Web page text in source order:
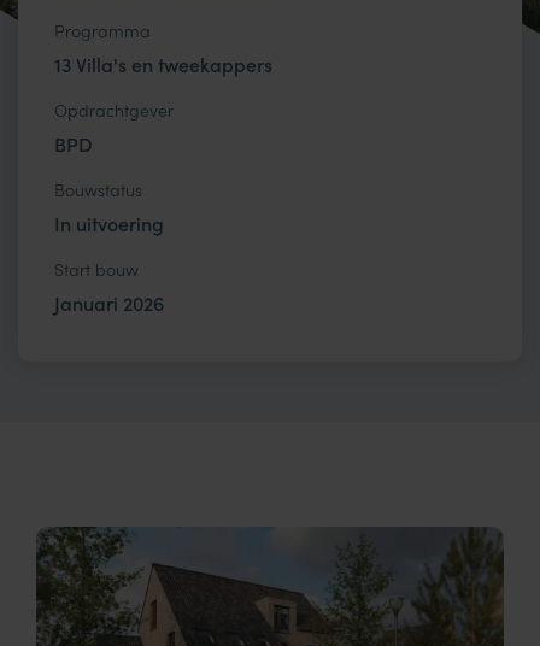
Programma
13 Villa's en tweekappers
Opdrachtgever
BPD
Bouwstatus
In uitvoering
Start bouw
Januari 2026